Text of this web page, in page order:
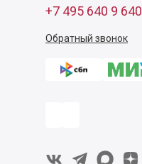
+7 495 640 9 640
Обратный звонок